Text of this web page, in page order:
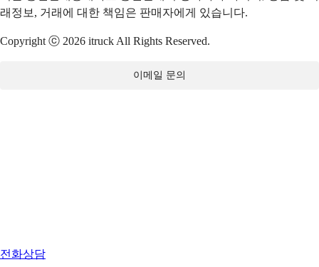
래정보, 거래에 대한 책임은 판매자에게 있습니다.
Copyright ⓒ 2026 itruck All Rights Reserved.
이메일 문의
전화상담